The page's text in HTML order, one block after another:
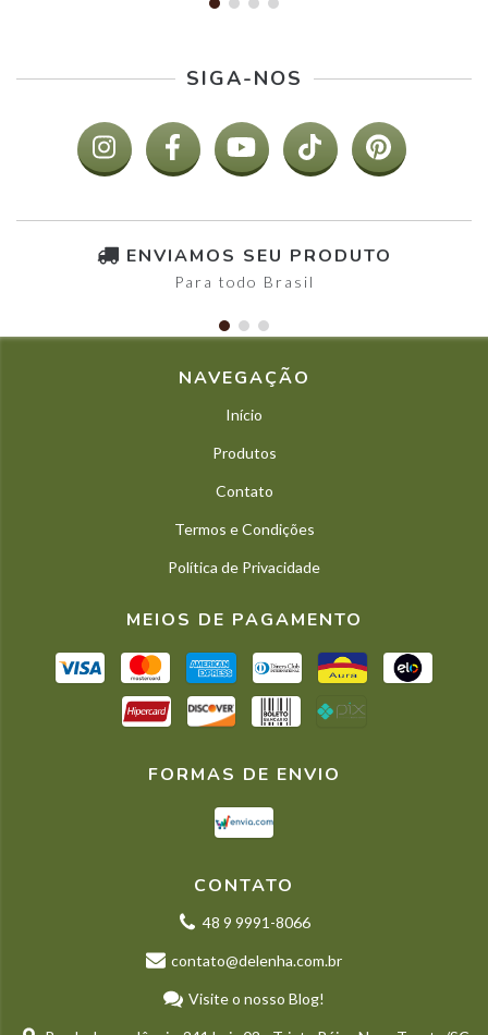
SIGA-NOS
ENVIAMOS SEU PRODUTO
Para todo Brasil
NAVEGAÇÃO
Início
Produtos
Contato
Termos e Condições
Política de Privacidade
MEIOS DE PAGAMENTO
FORMAS DE ENVIO
CONTATO
48 9 9991-8066
contato@delenha.com.br
Visite o nosso Blog!